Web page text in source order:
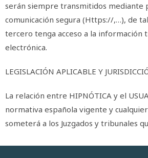
serán siempre transmitidos mediante
comunicación segura (Https://,…), de
tercero tenga acceso a la información
electrónica.
LEGISLACIÓN APLICABLE Y
La relación entre HIPNÓTICA y el
normativa española vigente y
someterá a los Juzgados y tribunales